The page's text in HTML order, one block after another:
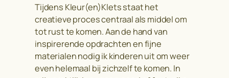
Tijdens Kleur(en)Klets staat het
creatieve proces centraal als middel om
tot rust te komen. Aan de hand van
inspirerende opdrachten en fijne
materialen nodig ik kinderen uit om weer
even helemaal bij zichzelf te komen. In